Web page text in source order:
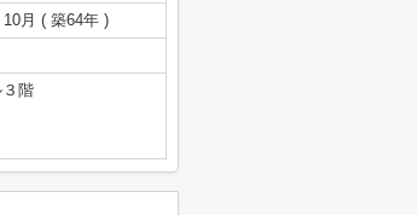
10月 ( 築64年 )
階